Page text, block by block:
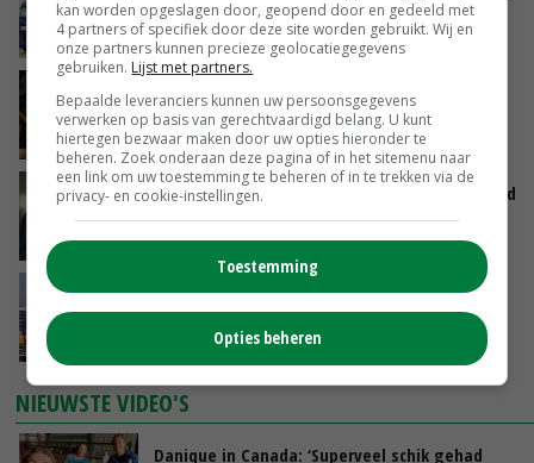
toenemen
VANDAAG, 07:43
Zalmkweker wil ‘standaard neerzetten die als
voorbeeld kan dienen voor sector’
VANDAAG, 06:21
Jan Vernooij stopt bij Vee&Logistiek Nederland
VANDAAG, 06:00
China scherpt importeisen voor pootgoed aan
vanwege zebrachipbacterie
GISTEREN, 16:25
NIEUWSTE VIDEO'S
Danique in Canada: ‘Superveel schik gehad
kan worden opgeslagen door, geopend door en gedeeld met
4 partners of specifiek door deze site worden gebruikt. Wij en
onze partners kunnen precieze geolocatiegegevens
gebruiken. Lijst met partners.
Bepaalde leveranciers kunnen uw persoonsgegevens
verwerken op basis van gerechtvaardigd belang. U kunt
hiertegen bezwaar maken door uw opties hieronder te
beheren. Zoek onderaan deze pagina of in het sitemenu naar
een link om uw toestemming te beheren of in te trekken via de
privacy- en cookie-instellingen.
Toestemming
Opties beheren